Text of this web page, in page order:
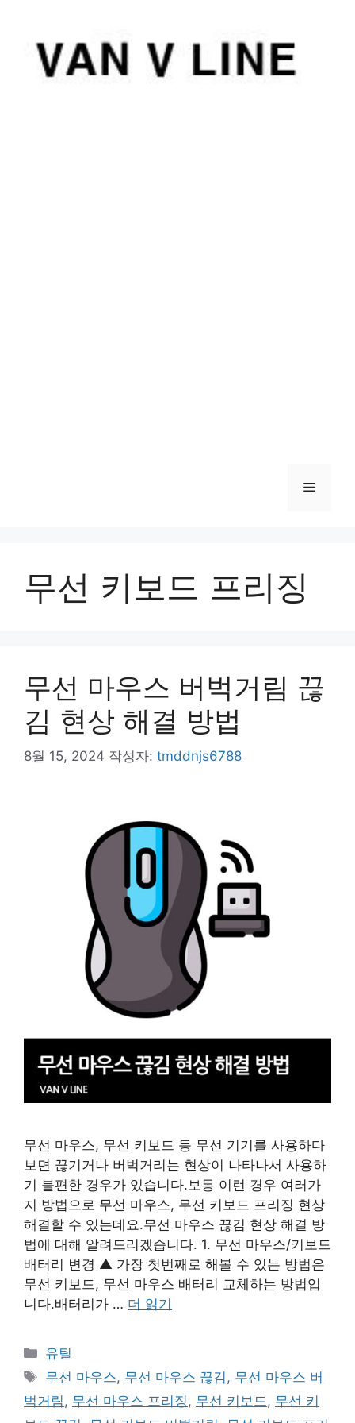
메
무선 키보드 프리징
무선 마우스 버벅거림 끊
김 현상 해결 방법
8월 15, 2024 작성자: tmddnjs6788
무선 마우스, 무선 키보드 등 무선 기기를 사용하다
보면 끊기거나 버벅거리는 현상이 나타나서 사용하
기 불편한 경우가 있습니다.보통 이런 경우 여러가
지 방법으로 무선 마우스, 무선 키보드 프리징 현상
해결할 수 있는데요.무선 마우스 끊김 현상 해결 방
법에 대해 알려드리겠습니다. 1. 무선 마우스/키보드
배터리 변경 ▲ 가장 첫번째로 해볼 수 있는 방법은
무선 키보드, 무선 마우스 배터리 교체하는 방법입
니다.배터리가 … 더 읽기
카
테
고
리
유틸
태
그
무선 마우스, 무선 마우스 끊김 , 무선 마우스 버
벅거림 , 무선 마우스 프리징 , 무선 키보드 , 무선 키